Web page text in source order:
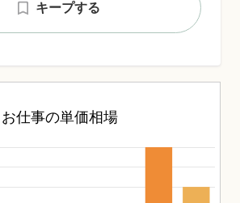
キープする
お仕事の単価相場